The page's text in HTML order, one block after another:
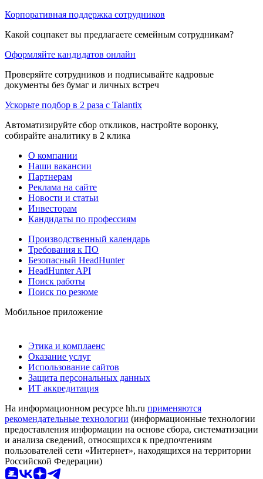
Корпоративная поддержка сотрудников
Какой соцпакет вы предлагаете семейным сотрудникам?
Оформляйте кандидатов онлайн
Проверяйте сотрудников и подписывайте кадровые
документы без бумаг и личных встреч
Ускорьте подбор в 2 раза с Talantix
Автоматизируйте сбор откликов, настройте воронку,
собирайте аналитику в 2 клика
О компании
Наши вакансии
Партнерам
Реклама на сайте
Новости и статьи
Инвесторам
Кандидаты по профессиям
Производственный календарь
Требования к ПО
Безопасный HeadHunter
HeadHunter API
Поиск работы
Поиск по резюме
Мобильное приложение
Этика и комплаенс
Оказание услуг
Использование сайтов
Защита персональных данных
ИТ аккредитация
На информационном ресурсе hh.ru применяются
рекомендательные технологии (информационные технологии
предоставления информации на основе сбора, систематизации
и анализа сведений, относящихся к предпочтениям
пользователей сети «Интернет», находящихся на территории
Российской Федерации)